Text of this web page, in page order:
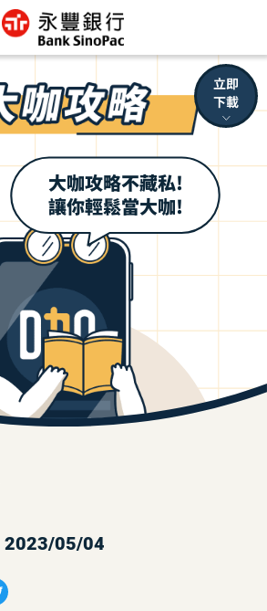
大咖攻略不藏私!
讓你輕鬆當大咖!
2023/05/04
立即
下載